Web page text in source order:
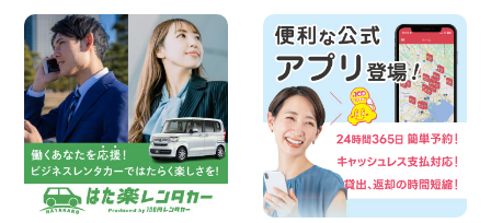
100円レンタカー 両津
2026年08月06日
佐渡空港店はお盆も休まず営業中! 新潟県
佐渡空港店
100円レンタカー 佐渡空港
2026年08月06日
今週末空きあります☆ 大阪府 寝屋川太間
東町店
100円レンタカー 寝屋川太間東町
2026年08月06日